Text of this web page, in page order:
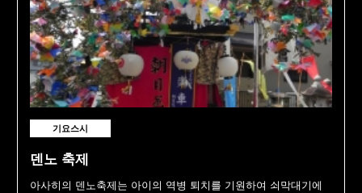
기요스시
덴노 축제
아사히의 덴노축제는 아이의 역병 퇴치를 기원하여 쇠막대기에